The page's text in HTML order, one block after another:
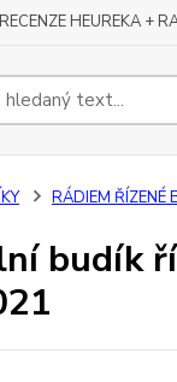
RECENZE HEUREKA +
RÁDIEM ŘÍZENÉ
budík